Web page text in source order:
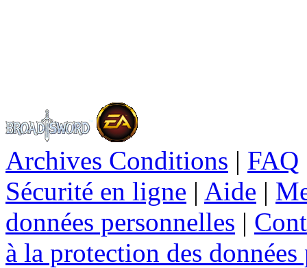
Archives Conditions | FAQ
Sécurité en ligne | Aide |
données personnelles |
à la protection des